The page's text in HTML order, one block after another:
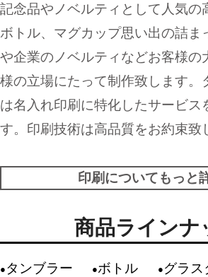
記念品やノベルティとして人気の
ボトル、マグカップ思い出の詰ま
や企業のノベルティなどお客様の
様の立場にたって制作致します。
は名入れ印刷に特化したサービス
す。印刷技術は高品質をお約束致
印刷についてもっと
商品ラインナ
タンブラー ボトル
グラス